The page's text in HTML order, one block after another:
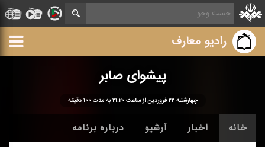
رادیو معارف
پیشوای صابر
چهارشنبه ۲۲ فروردین از ساعت ۲۱:۲۰ به مدت ۱۰۰ دقیقه
خانه اخبار آرشیو درباره برنامه